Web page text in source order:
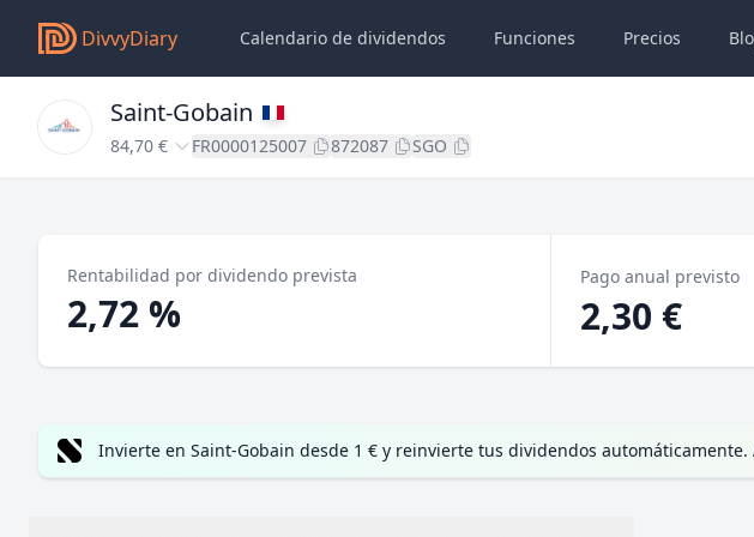
DivvyDiary Calendario de dividendos Funciones Precios
Saint-Gobain
84,70 € FR0000125007 872087 SGO
Rentabilidad por dividendo prevista
2,72 %
Pago anual previsto
2,30 €
Invierte en Saint-Gobain desde 1 € y reinvierte tus dividendos automáticamente.